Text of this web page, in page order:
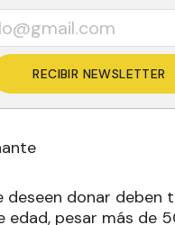
RECIBIR NEWSLETTER
deseen donar deben
edad, pesar más de